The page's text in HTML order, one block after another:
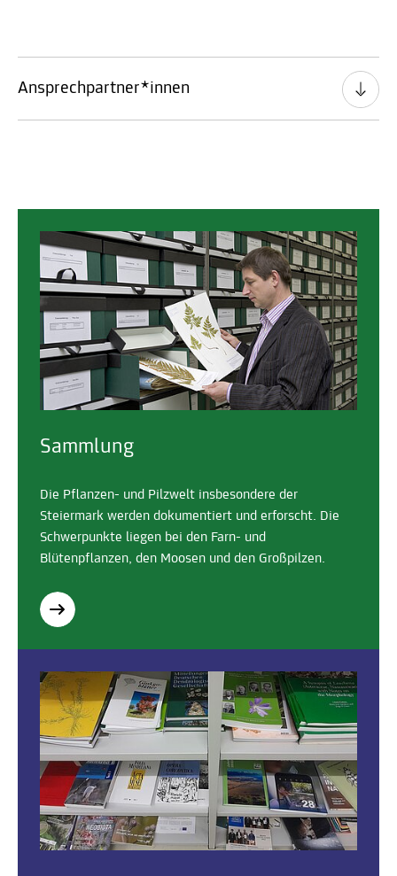
Ansprechpartner*innen
Sammlung
Die Pflanzen- und Pilzwelt insbesondere der
Steiermark werden dokumentiert und erforscht. Die
Schwerpunkte liegen bei den Farn- und
Blütenpflanzen, den Moosen und den Großpilzen.